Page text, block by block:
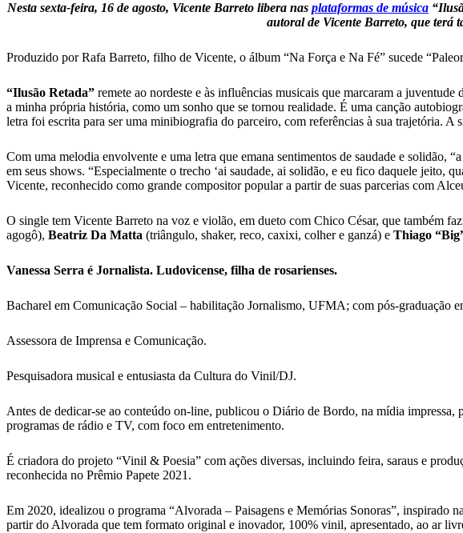
Nesta sexta-feira, 16 de agosto, Vicente Barreto libera nas plataformas de música
autoral de Vicente Barreto, que terá
Produzido por Rafa Barreto, filho de Vicente, o álbum “Na Força e Na Fé” sucede
“Ilusão Retada” remete ao nordeste e às influências musicais que marcaram a
a minha própria história, como um sonho que se tornou realidade. É uma canção
letra foi escrita para ser uma minibiografia do parceiro, com referências à sua trajetória.
Com uma melodia envolvente e uma letra que emana sentimentos de saudade e solidão,
em seus shows. “Especialmente o trecho ‘ai saudade, ai solidão, e eu fico daquele jeito,
Vicente, reconhecido como grande compositor popular a partir de suas parcerias com
O single tem Vicente Barreto na voz e violão, em dueto com Chico César, que também
agogô), Beatriz Da Matta (triângulo, shaker, reco, caxixi, colher e ganzá) e Thiago
Vanessa Serra é Jornalista. Ludovicense, filha de rosarienses.
Bacharel em Comunicação Social – habilitação Jornalismo, UFMA; com pós-graduação
Assessora de Imprensa e Comunicação.
Pesquisadora musical e entusiasta da Cultura do Vinil/DJ.
Antes de dedicar-se ao conteúdo on-line, publicou o Diário de Bordo, na mídia
programas de rádio e TV, com foco em entretenimento.
É criadora do projeto “Vinil & Poesia” com ações diversas, incluindo feira, saraus e
reconhecida no Prêmio Papete 2021.
Em 2020, idealizou o programa “Alvorada – Paisagens e Memórias Sonoras”, inspirado
partir do Alvorada que tem formato original e inovador, 100% vinil, apresentado, ao ar